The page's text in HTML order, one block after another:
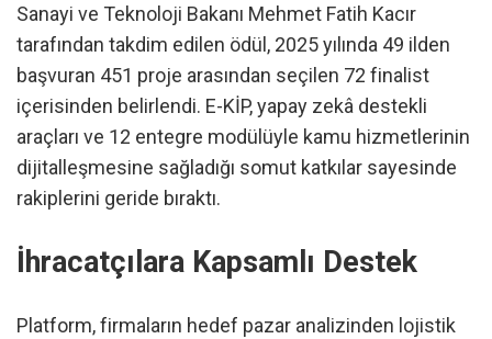
Sanayi ve Teknoloji Bakanı Mehmet Fatih Kacır
tarafından takdim edilen ödül, 2025 yılında 49 ilden
başvuran 451 proje arasından seçilen 72 finalist
içerisinden belirlendi. E-KİP, yapay zekâ destekli
araçları ve 12 entegre modülüyle kamu hizmetlerinin
dijitalleşmesine sağladığı somut katkılar sayesinde
rakiplerini geride bıraktı.
İhracatçılara Kapsamlı Destek
Platform, firmaların hedef pazar analizinden lojistik